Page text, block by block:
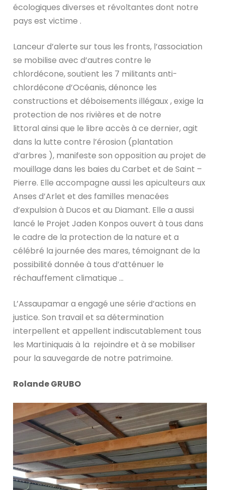
écologiques diverses et révoltantes dont notre
pays est victime .
Lanceur d’alerte sur tous les fronts, l’association
se mobilise avec d’autres contre le
chlordécone, soutient les 7 militants anti-
chlordécone d’Océanis, dénonce les
constructions et déboisements illégaux , exige la
protection de nos rivières et de notre
littoral ainsi que le libre accès à ce dernier, agit
dans la lutte contre l’érosion (plantation
d’arbres ), manifeste son opposition au projet de
mouillage dans les baies du Carbet et de Saint –
Pierre. Elle accompagne aussi les apiculteurs aux
Anses d’Arlet et des familles menacées
d’expulsion à Ducos et au Diamant. Elle a aussi
lancé le Projet Jaden Konpos ouvert à tous dans
le cadre de la protection de la nature et a
célébré la journée des mares, témoignant de la
possibilité donnée à tous d’atténuer le
réchauffement climatique …
L’Assaupamar a engagé une série d’actions en
justice. Son travail et sa détermination
interpellent et appellent indiscutablement tous
les Martiniquais à la rejoindre et à se mobiliser
pour la sauvegarde de notre patrimoine.
Rolande GRUBO